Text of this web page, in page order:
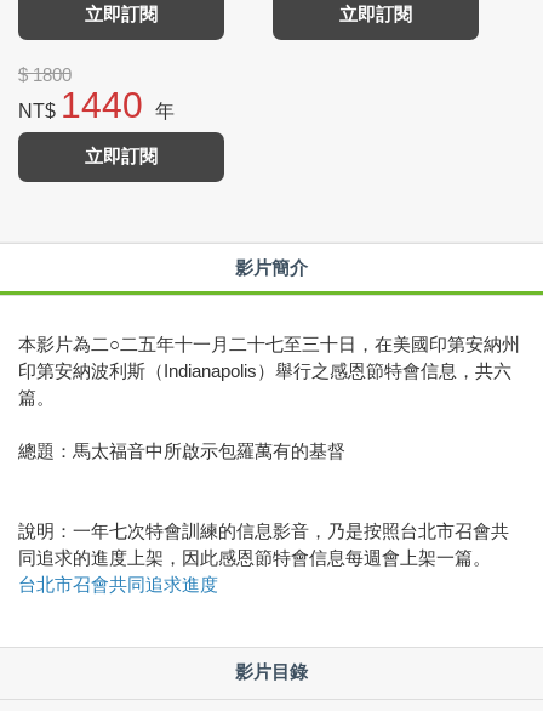
立即訂閱 立即訂閱
$ 1800
NT$ 1440 年
立即訂閱
影片簡介
本影片為二○二五年十一月二十七至三十日，在美國印第安納州
印第安納波利斯（Indianapolis）舉行之感恩節特會信息，共六
篇。
總題：馬太福音中所啟示包羅萬有的基督
說明：一年七次特會訓練的信息影音，乃是按照台北市召會共
同追求的進度上架，因此感恩節特會信息每週會上架一篇。
台北市召會共同追求進度
影片目錄